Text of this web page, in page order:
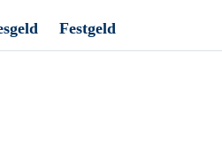
Festgeld